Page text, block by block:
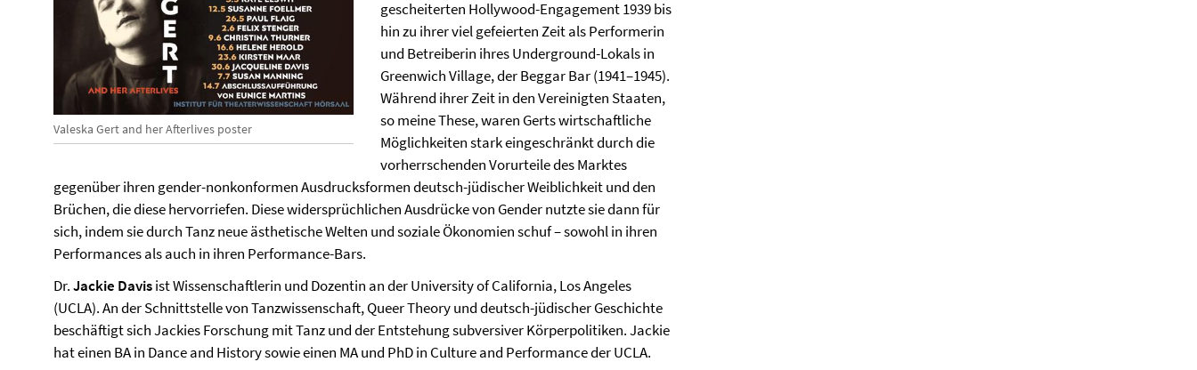
Valeska Gert and her Afterlives poster
gescheiterten Hollywood-Engagement 1939 bis
hin zu ihrer viel gefeierten Zeit als Performerin
und Betreiberin ihres Underground-Lokals in
Greenwich Village, der Beggar Bar (1941–1945).
Während ihrer Zeit in den Vereinigten Staaten,
so meine These, waren Gerts wirtschaftliche
Möglichkeiten stark eingeschränkt durch die
vorherrschenden Vorurteile des Marktes
gegenüber ihren gender-nonkonformen Ausdrucksformen deutsch-jüdischer Weiblichkeit und den
Brüchen, die diese hervorriefen. Diese widersprüchlichen Ausdrücke von Gender nutzte sie dann für
sich, indem sie durch Tanz neue ästhetische Welten und soziale Ökonomien schuf – sowohl in ihren
Performances als auch in ihren Performance-Bars.
Dr.Jackie Davisist Wissenschaftlerin und Dozentin an der University of California, Los Angeles
(UCLA). An der Schnittstelle von Tanzwissenschaft, Queer Theory und deutsch-jüdischer Geschichte
beschäftigt sich Jackies Forschung mit Tanz und der Entstehung subversiver Körperpolitiken. Jackie
hat einen BA in Dance and History sowie einen MA und PhD in Culture and Performance der UCLA.